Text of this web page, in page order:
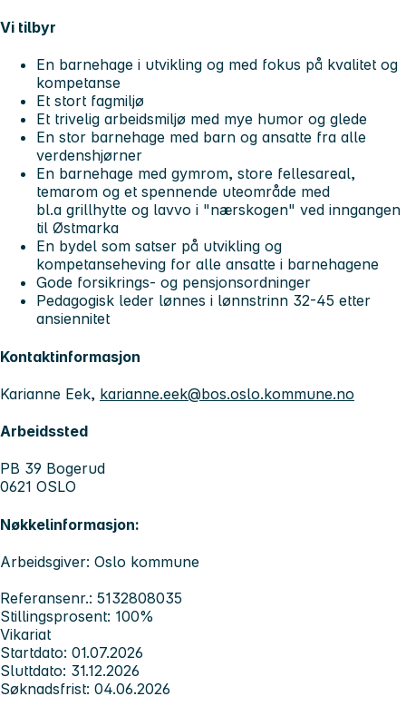
Vi tilbyr
En barnehage i utvikling og med fokus på kvalitet og
kompetanse
Et stort fagmiljø
Et trivelig arbeidsmiljø med mye humor og glede
En stor barnehage med barn og ansatte fra alle
verdenshjørner
En barnehage med gymrom, store fellesareal,
temarom og et spennende uteområde med
bl.a grillhytte og lavvo i "nærskogen" ved inngangen
til Østmarka
En bydel som satser på utvikling og
kompetanseheving for alle ansatte i barnehagene
Gode forsikrings- og pensjonsordninger
Pedagogisk leder lønnes i lønnstrinn 32-45 etter
ansiennitet
Kontaktinformasjon
Karianne Eek, karianne.eek@bos.oslo.kommune.no
Arbeidssted
PB 39 Bogerud
0621 OSLO
Nøkkelinformasjon:
Arbeidsgiver: Oslo kommune
Referansenr.: 5132808035
Stillingsprosent: 100%
Vikariat
Startdato: 01.07.2026
Sluttdato: 31.12.2026
Søknadsfrist: 04.06.2026